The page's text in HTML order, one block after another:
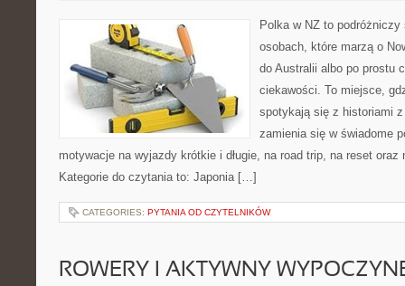
Polka w NZ to
osobach, które marzą o
do Australii albo po prostu
ciekawości. To miejsce,
spotykają się z historiami
zamienia się w świadome
motywacje na wyjazdy krótkie i długie, na road trip, na reset oraz
Kategorie do czytania to: Japonia […]
CATEGORIES: PYTANIA OD CZYTELNIKÓW
ROWERY I AKTYWNY